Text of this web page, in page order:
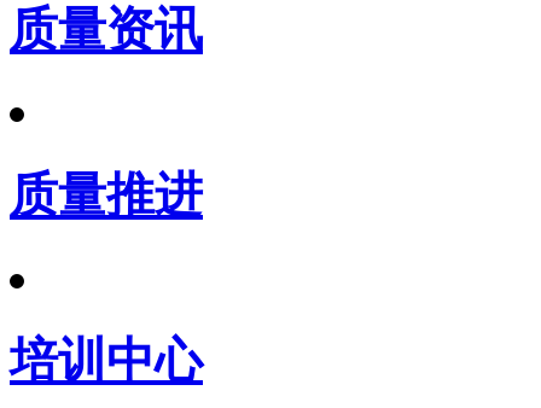
质量资讯
质量推进
培训中心